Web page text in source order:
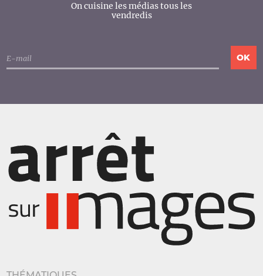
On cuisine les médias tous les
vendredis